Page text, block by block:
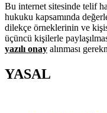
Bu internet sitesinde telif
hukuku kapsamında
dilekçe örneklerinin ve
üçüncü kişilerle
yazılı onay alınması
YASAL